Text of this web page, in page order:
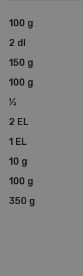
100 g
2 dl
150 g
100 g
½
2 EL
1 EL
10 g
100 g
350 g